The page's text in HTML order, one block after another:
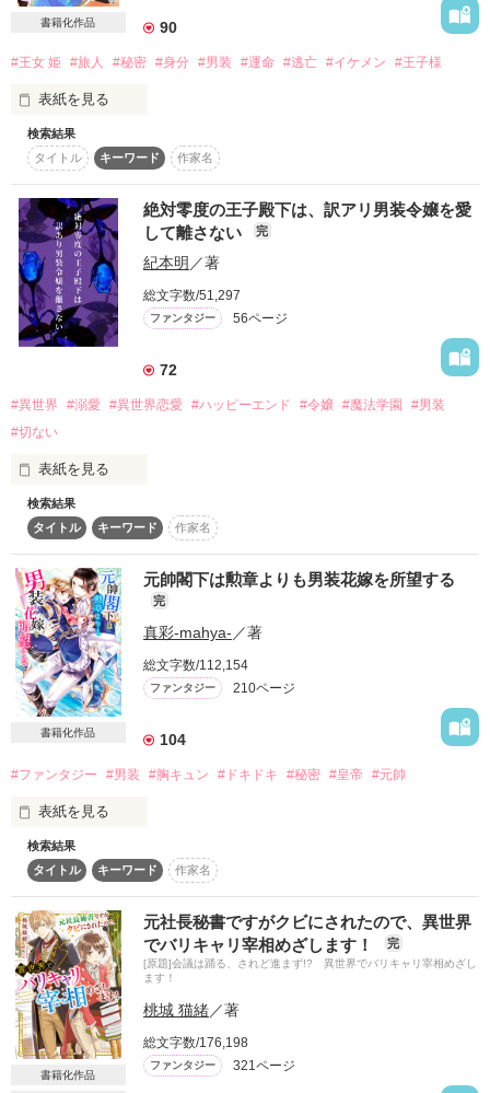
「お願いだから」
*:・゜。*:・゜*:・゜。*:・゜。*:・゜。*:・゜。*:・゜。*:・゜。
彼が好きなのは騎士（男）の私。
令嬢だと知られたら……。
嫌われてしまうかも。
好きだから知られたくない。
知られたら側にいられない。
ハイスペックきらきらイケメン王子様
×
の
魔法あり、モンスターありのせつなく甘い純愛物語。
小説家になろう・ノベマ！に公開中。
感想ノートありがとうございます！
励みになりました!!
感想で、ザントの話題が出たので、ちょっとした番外編をファ
ン限定のシークレットモードで公開しています。
micoro様よりレビューをいただきました。
作品を読む
これは没落した実家を救うために女を捨てた一人の令嬢の、
かくも幸せな恋物語。
存在。
隣国リアーナ国の国王陛下が絶対の信頼をおく、
果たして二人はサラの父を助け出し、無実を勝ち取る事が出来
るのか。
2人の身分差を超えた恋心は…
作品を読む
書籍化作品 90
#王女 姫 #旅人 #秘密 #身分 #男装 #運命 #逃亡 #イケメン #王子様
表紙を見る
空には赤い月がでていた
振り返ってはいけないと
誰かが言ったーーーーー
私は何もかも失った
「お前何者だ？」
助けてくれたその男。
旅人のカイルと名乗った
「あんたの言うことは聞かない。」
男と偽り、身分を隠して逃亡をする
敗国の姫君 シュカ
出会うはずのなかった二人が今ここでーーーーー
運命の糸を交じ合わせる
検索結果
タイトル
キーワード 作家名
絶対零度の王子殿下は、訳アリ男装令嬢を愛
して離さない
完
紀本明 ／著
総文字数/51,297
ファンタジー 56ページ
72
#異世界 #溺愛 #異世界恋愛 #ハッピーエンド #令嬢 #魔法学園
#男装
#切ない
表紙を見る
伯爵令嬢のセレナは、訳あって死んだ双子の兄として全寮制の
魔法学校に入学する。しかし寮の同室相手はなんと「絶対零度
のブルーアイ」と呼ばれる冷徹王子・アンリで前途多難？と思
われたが、待ち受けていたのは噂とは違うアンリの過保護な学
園生活で……。不幸な境遇のセレナがアンリの愛に触れて自分
の人生を歩んでいくシンデレラストーリー！ハピエン保障！
作品を読む
検索結果
タイトル
キーワード 作家名
書籍化作品
元帥閣下は勲章よりも男装花嫁を所望する
完
真彩-mahya- ／著
総文字数/112,154
ファンタジー 210ページ
104
#ファンタジー #男装 #胸キュン #ドキドキ #秘密 #皇帝 #元帥
表紙を見る
私、男として育てられました。
普段は軍服を着て男装しています。
最近、不敗の軍神と呼ばれる元帥閣下に仕えることになりまし
た。
…………結果、
検索結果
タイトル
キーワード 作家名
書籍化作品
元社長秘書ですがクビにされたので、異世界
でバリキャリ宰相めざします！
完
[原題]会議は踊る、されど進まず!? 異世界でバリキャリ宰相めざし
ます！
桃城 猫緒／著
総文字数/176,198
ファンタジー 321ページ